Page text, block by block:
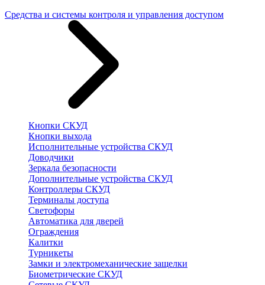
Средства и системы контроля и управления доступом
Кнопки СКУД
Кнопки выхода
Исполнительные устройства СКУД
Доводчики
Зеркала безопасности
Дополнительные устройства СКУД
Контроллеры СКУД
Терминалы доступа
Светофоры
Автоматика для дверей
Ограждения
Калитки
Турникеты
Замки и электромеханические защелки
Биометрические СКУД